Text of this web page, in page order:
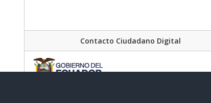
Contacto Ciudadano Digital